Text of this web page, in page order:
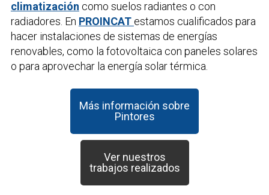
climatización como suelos radiantes o con
radiadores. En PROINCAT estamos cualificados para
hacer instalaciones de sistemas de energías
renovables, como la fotovoltaica con paneles solares
o para aprovechar la energía solar térmica.
Más información sobre
Pintores
Ver nuestros
trabajos realizados